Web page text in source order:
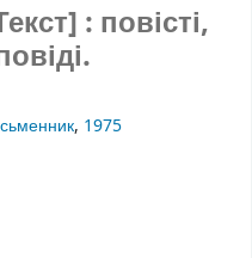
: повісті,
, 1975